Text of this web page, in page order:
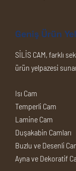
Geniş Ürün
SİLİS CAM, farklı
ürün yelpazesi
Isı Cam
Temperli Cam
Lamine Cam
Duşakabin Camları
Buzlu ve Desenli
Ayna ve Dekoratif